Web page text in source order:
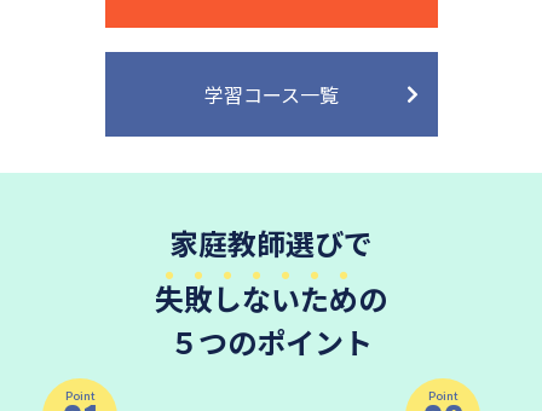
学習コース一覧
家庭教師選びで
失敗しないための
５つのポイント
Point Point